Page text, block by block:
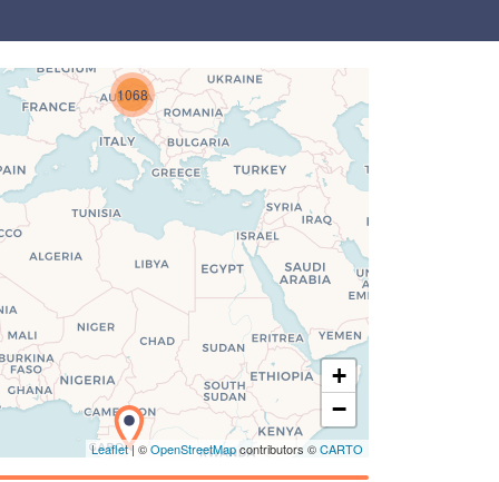
Laden der Karte...
1068
+
−
Leaflet| ©OpenStreetMapcontributors ©CARTO